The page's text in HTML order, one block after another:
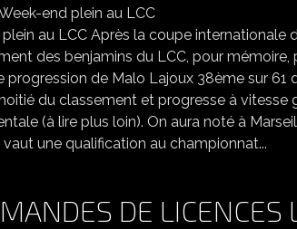
au LCC Après la coupe
des benjamins du LCC, pour
progression de Malo Lajoux 38ème sur 61
du classement et progresse à vitesse
(à lire plus loin). On aura noté à
vaut une qualification au championnat...
DE LICENCES